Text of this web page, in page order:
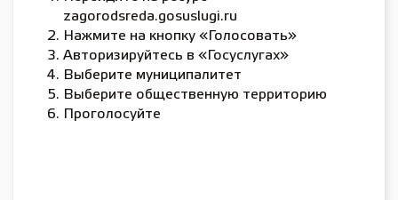
zagorodsreda.gosuslugi.ru
Нажмите на кнопку «Голосовать»
Авторизируйтесь в «Госуслугах»
Выберите муниципалитет
Выберите общественную территорию
Проголосуйте